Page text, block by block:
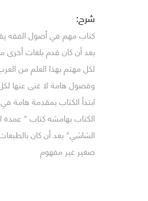
شرح:
كتاب مهم في أصول الفقه
بعد أن كان قدم بلغات أخرى
لكل مهتم بهذا العلم من
وفصول هامة لا غنى عنها
ابتدأ الكتاب بمقدمة
الكتاب بهامشه كتاب "
الشاشي" بعد أن كان
صغير غير مفهوم